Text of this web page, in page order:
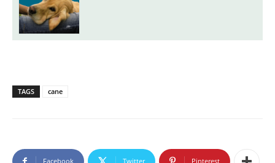
TAGS cane
Facebook Twitter Pinterest